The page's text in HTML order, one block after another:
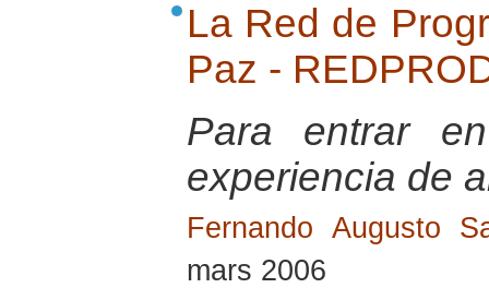
La Red de
Paz -
Para entrar
experiencia de
Fernando Augusto
mars 2006